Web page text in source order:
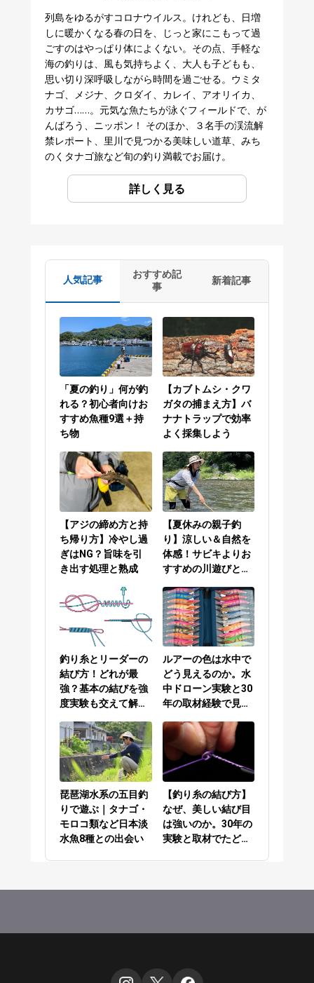
列島をゆるがすコロナウイルス。けれども、日増
しに暖かくなる春の日を、じっと家にこもって過
ごすのはやっぱり体によくない。その点、手軽な
海の釣りは、風も気持ちよく、大人も子どもも、
思い切り深呼吸しながら時間を過ごせる。ウミタ
ナゴ、メジナ、クロダイ、カレイ、アオリイカ、
カサゴ……。元気な魚たちが泳ぐフィールドで、が
んばろう、ニッポン！ そのほか、３名手の渓流解
禁レポート、里川で見つかる美味しい道草、みち
のくタナゴ旅など旬の釣り満載でお届け。
詳しく見る
人気記事
おすすめ記
事
新着記事
「夏の釣り」何が釣
れる？初心者向けお
すすめ魚種9選＋持
ち物
【カブトムシ・クワ
ガタの捕まえ方】バ
ナナトラップで効率
よく採集しよう
【アジの締め方と持
ち帰り方】冷やし過
ぎはNG？旨味を引
き出す処理と熟成
【夏休みの親子釣
り】涼しい＆自然を
体感！サビキよりお
すすめの川遊びと
釣り糸とリーダーの
結び方！どれが最
強？基本の結びを強
度実験も交えて解説
ーの結び方編
ルアーの色は水中で
どう見えるのか。水
中ドローン実験と30
年の取材経験で見え
琵琶湖水系の五目釣
りで遊ぶ｜タナゴ・
モロコ類など日本淡
水魚8種との出会い
【釣り糸の結び方】
なぜ、美しい結び目
は強いのか。30年の
実験と取材でたどり